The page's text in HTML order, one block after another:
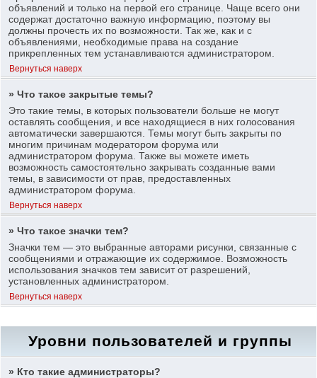
объявлений и только на первой его странице. Чаще всего они
содержат достаточно важную информацию, поэтому вы
должны прочесть их по возможности. Так же, как и с
объявлениями, необходимые права на создание
прикрепленных тем устанавливаются администратором.
Вернуться наверх
» Что такое закрытые темы?
Это такие темы, в которых пользователи больше не могут
оставлять сообщения, и все находящиеся в них голосования
автоматически завершаются. Темы могут быть закрыты по
многим причинам модератором форума или
администратором форума. Также вы можете иметь
возможность самостоятельно закрывать созданные вами
темы, в зависимости от прав, предоставленных
администратором форума.
Вернуться наверх
» Что такое значки тем?
Значки тем — это выбранные авторами рисунки, связанные с
сообщениями и отражающие их содержимое. Возможность
использования значков тем зависит от разрешений,
установленных администратором.
Вернуться наверх
Уровни пользователей и группы
» Кто такие администраторы?